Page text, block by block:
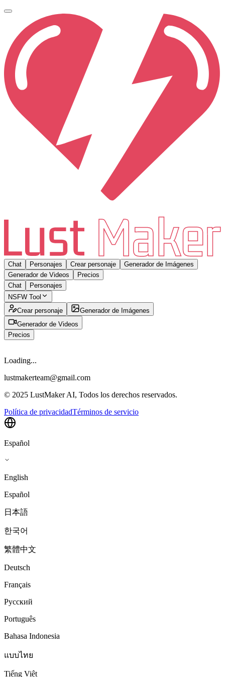
Chat Personajes Crear personaje
Generador de Imágenes
Generador de Videos
Precios
Chat
Personajes
NSFW Tool
Crear personaje
Generador de Imágenes
Generador de Videos
Precios
Loading...
lustmakerteam@gmail.com
© 2025 LustMaker AI, Todos los derechos reservados.
Política de privacidadTérminos de servicio
Español
English
Español
日本語
한국어
繁體中文
Deutsch
Français
Русский
Português
Bahasa Indonesia
แบบไทย
Tiếng Việt